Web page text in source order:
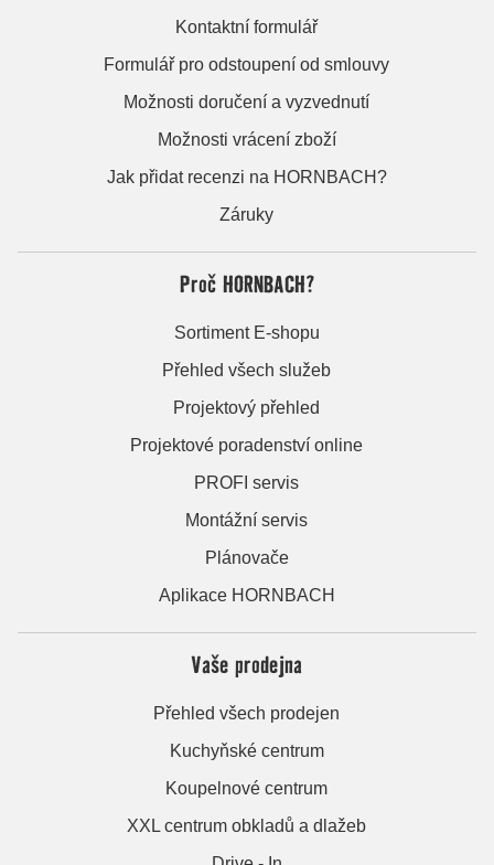
Kontaktní formulář
Formulář pro odstoupení od smlouvy
Možnosti doručení a vyzvednutí
Možnosti vrácení zboží
Jak přidat recenzi na HORNBACH?
Záruky
Proč HORNBACH?
Sortiment E-shopu
Přehled všech služeb
Projektový přehled
Projektové poradenství online
PROFI servis
Montážní servis
Plánovače
Aplikace HORNBACH
Vaše prodejna
Přehled všech prodejen
Kuchyňské centrum
Koupelnové centrum
XXL centrum obkladů a dlažeb